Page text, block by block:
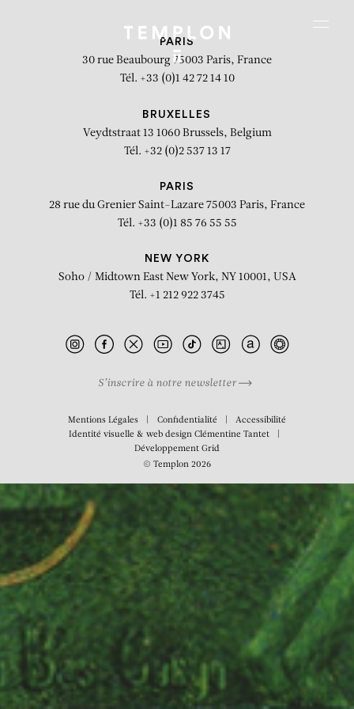
(triptyque)
PARIS
30 rue Beaubourg 75003 Paris, France
Tél. +33 (0)1 42 72 14 10
BRUXELLES
Veydtstraat 13 1060 Brussels, Belgium
Tél. +32 (0)2 537 13 17
PARIS
28 rue du Grenier Saint-Lazare 75003 Paris, France
Tél. +33 (0)1 85 76 55 55
NEW YORK
Soho / Midtown East New York, NY 10001, USA
Tél. +1 212 922 3745
S’inscrire à notre newsletter
Mentions Légales Confidentialité
Accessibilité
Identité visuelle & web design Clémentine Tantet
Développement Grid
© Templon 2026